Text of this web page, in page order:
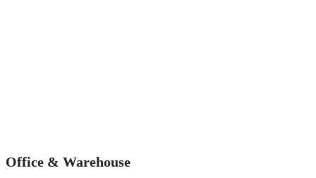
Office & Warehouse